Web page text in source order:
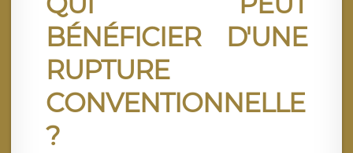
BÉNÉFICIER D'UNE
RUPTURE
CONVENTIONNELLE
?